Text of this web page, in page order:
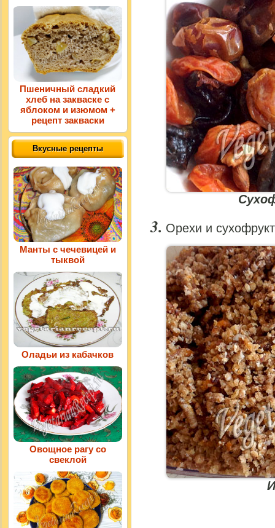
Орехи и
Пшеничный сладкий
хлеб на закваске с
яблоком и изюмом +
рецепт закваски
Вкусные рецепты
Манты с чечевицей и
тыквой
Оладьи из кабачков
Овощное рагу со
свеклой